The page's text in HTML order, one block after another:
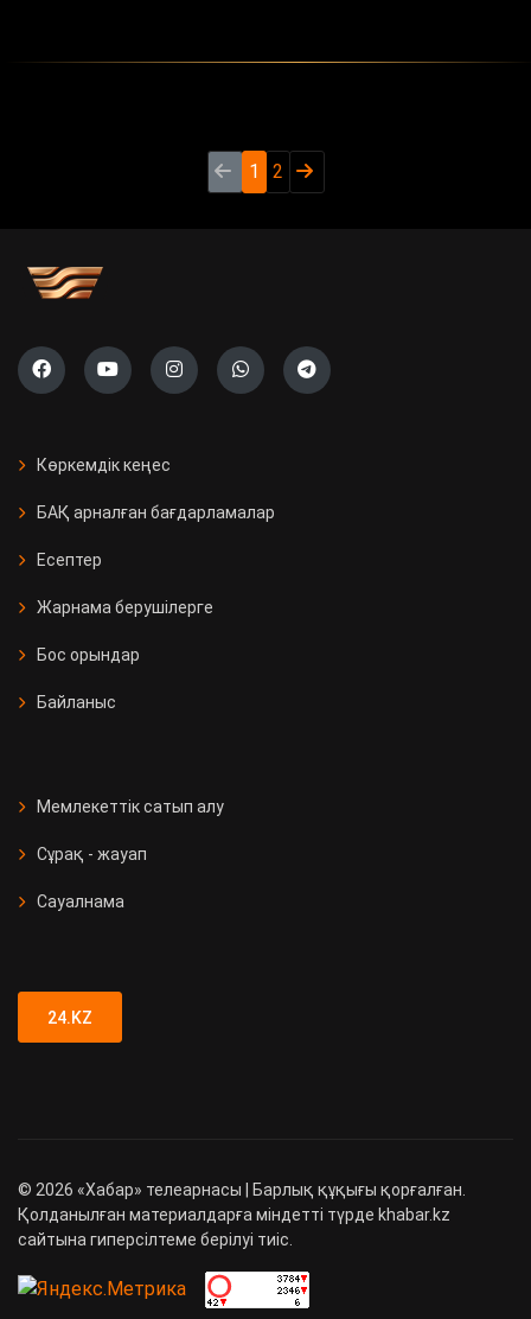
1 2
Көркемдік кеңес
БАҚ арналған бағдарламалар
Есептер
Жарнама берушілерге
Бос орындар
Байланыс
Мемлекеттік сатып алу
Сұрақ - жауап
Сауалнама
24.KZ
© 2026 «Хабар» телеарнасы | Барлық құқығы қорғалған.
Қолданылған материалдарға міндетті түрде khabar.kz
сайтына гиперсілтеме берілуі тиіс.